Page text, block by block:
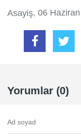
Asayiş, 06
Yorumlar (0)